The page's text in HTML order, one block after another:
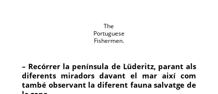
The
Portuguese
Fishermen.
– Recórrer la península de Lüderitz, parant als
diferents miradors davant el mar així com
també observant la diferent fauna salvatge de